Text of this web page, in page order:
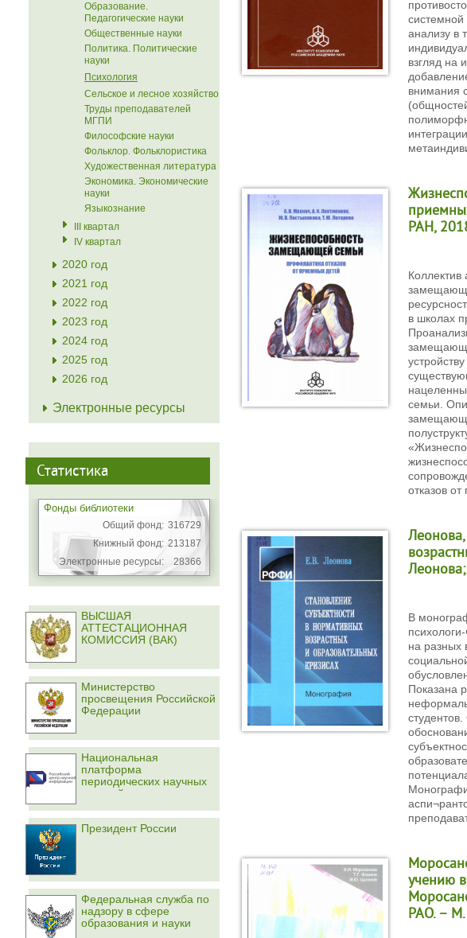
Образование.
Педагогические науки
Общественные науки
Политика. Политические
науки
Психология
Сельское и лесное хозяйство
Труды преподавателей
МГПИ
Философские науки
Фольклор. Фольклористика
Художественная литература
Экономика. Экономические
науки
Языкознание
III квартал
IV квартал
2020 год
2021 год
2022 год
2023 год
2024 год
2025 год
2026 год
Электронные ресурсы
Статистика
Фонды библиотеки
Общий фонд: 316729
Книжный фонд: 213187
Электронные ресурсы:
28366
ВЫСШАЯ
АТТЕСТАЦИОННАЯ
КОМИССИЯ (ВАК)
Министерство
просвещения Российской
Федерации
Национальная
платформа
периодических научных
изданий
Президент России
Федеральная служба по
надзору в сфере
образования и науки
системной
анализу в
взгляд на
внимания
РАН,
в школах
семьи.
отказов
В
на разных
Показана
учению
РАО. – М.